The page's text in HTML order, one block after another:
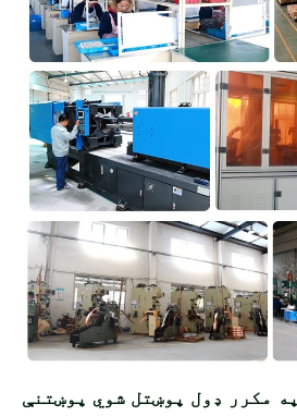
په مکرر ډول پوښتل شوي پوښتنې